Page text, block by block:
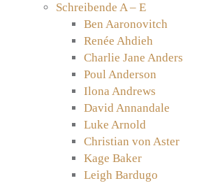
Schreibende A – E
Ben Aaronovitch
Renée Ahdieh
Charlie Jane Anders
Poul Anderson
Ilona Andrews
David Annandale
Luke Arnold
Christian von Aster
Kage Baker
Leigh Bardugo